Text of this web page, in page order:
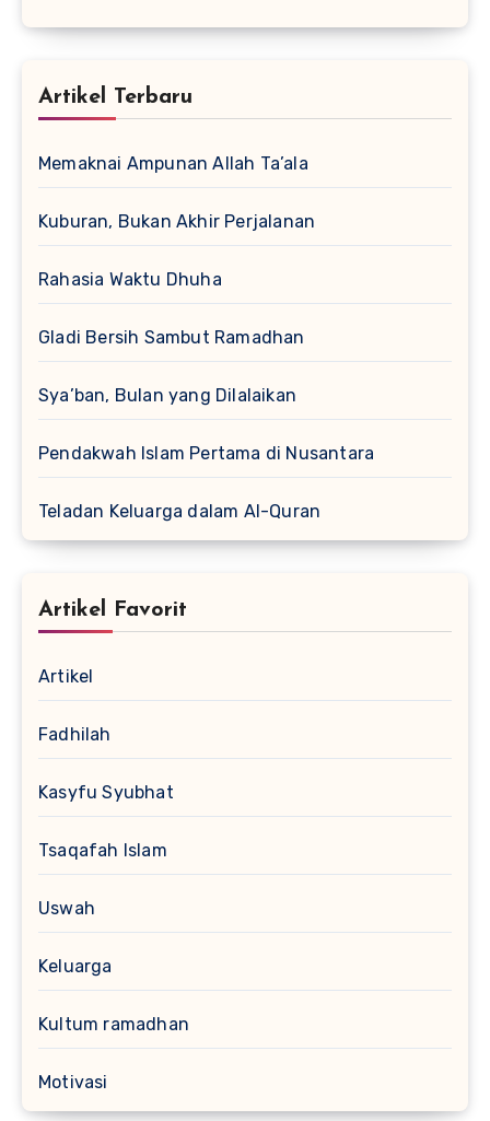
Artikel Terbaru
Memaknai Ampunan Allah Ta’ala
Kuburan, Bukan Akhir Perjalanan
Rahasia Waktu Dhuha
Gladi Bersih Sambut Ramadhan
Sya’ban, Bulan yang Dilalaikan
Pendakwah Islam Pertama di Nusantara
Teladan Keluarga dalam Al-Quran
Artikel Favorit
Artikel
Fadhilah
Kasyfu Syubhat
Tsaqafah Islam
Uswah
Keluarga
Kultum ramadhan
Motivasi